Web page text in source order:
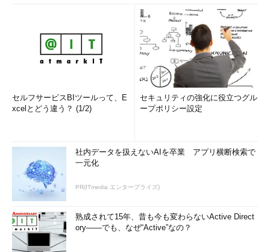
セルフサービスBIツールって、E
xcelとどう違う？ (1/2)
セキュリティの強化に役立つグル
ープポリシー設定
社内データを扱えないAIを卒業 アプリ横断検索で
一元化
PR(ITmedia エンタープライズ)
熟成されて15年、昔も今も変わらないActive Direct
ory――でも、なぜ“Active”なの？